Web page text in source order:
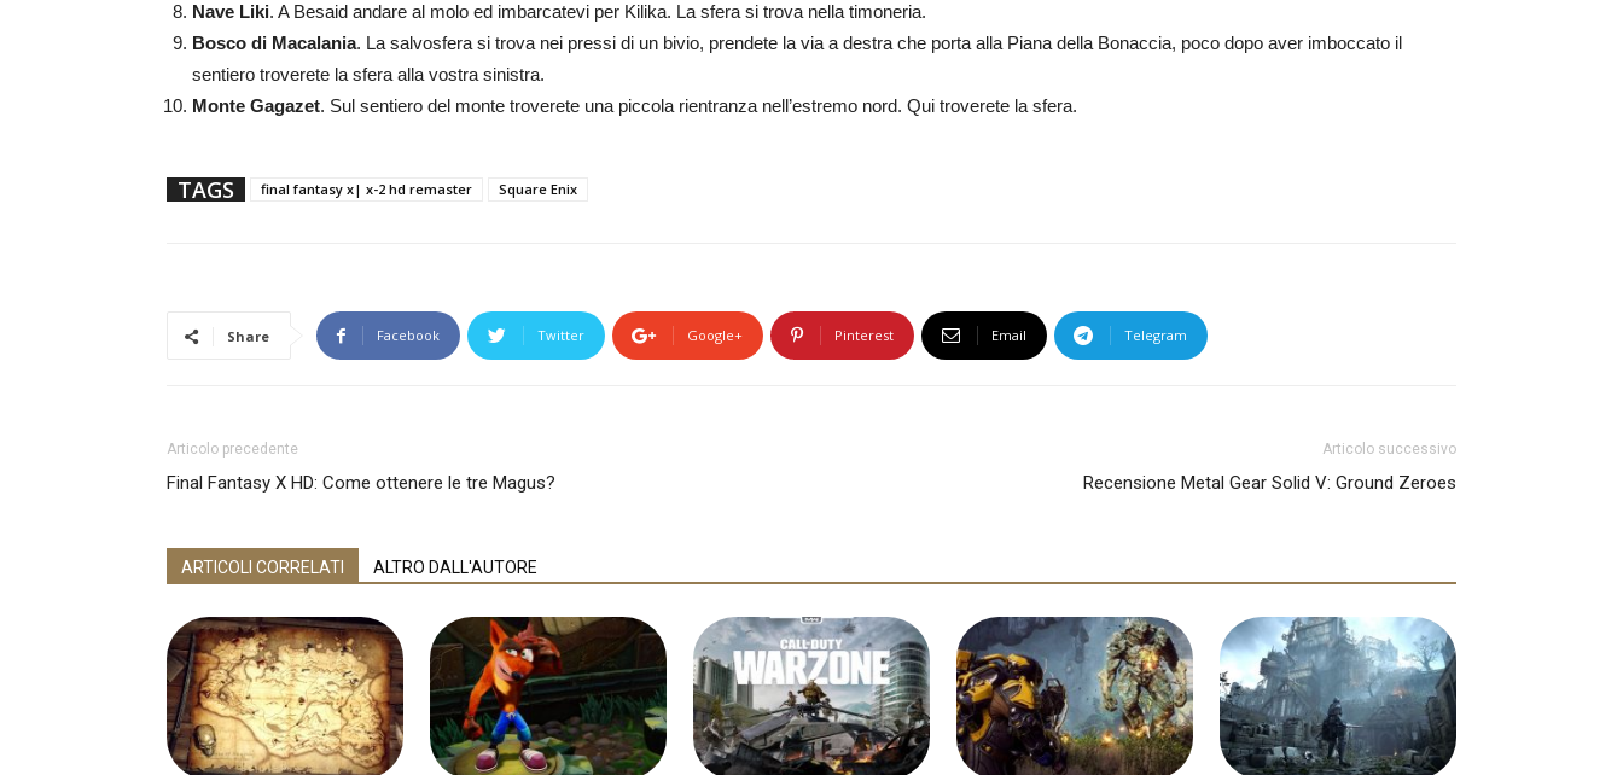
Nave Liki. A Besaid andare al molo ed imbarcatevi per Kilika. La sfera si trova nella timoneria.
Bosco di Macalania. La salvosfera si trova nei pressi di un bivio, prendete la via a destra che porta alla Piana della Bonaccia, poco dopo aver imboccato il
sentiero troverete la sfera alla vostra sinistra.
Monte Gagazet. Sul sentiero del monte troverete una piccola rientranza nell’estremo nord. Qui troverete la sfera.
TAGS final fantasy x| x-2 hd remaster Square Enix
Share Facebook Twitter Google+ Pinterest Email Telegram
Articolo precedente
Final Fantasy X HD: Come ottenere le tre Magus?
Articolo successivo
Recensione Metal Gear Solid V: Ground Zeroes
ARTICOLI CORRELATI ALTRO DALL'AUTORE